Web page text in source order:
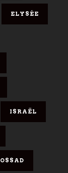
ELYSÉE
ISRAËL